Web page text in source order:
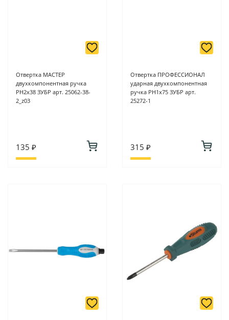
Отвертка МАСТЕР
двухкомпонентная ручка
PH2х38 ЗУБР арт. 25062-38-
2_z03
135 ₽
Отвертка ПРОФЕССИОНАЛ
ударная двухкомпонентная
ручка PH1х75 ЗУБР арт.
25272-1
315 ₽